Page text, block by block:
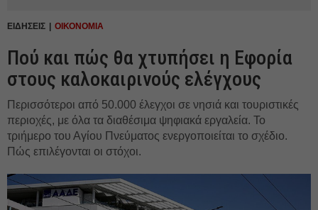
ΕΙΔΗΣΕΙΣ ΟΙΚΟΝΟΜΙΑ
Πού και πώς θα χτυπήσει η Εφορία
στους καλοκαιρινούς ελέγχους
Περισσότεροι από 50.000 έλεγχοι σε νησιά και τουριστικές
περιοχές, με όλα τα διαθέσιμα ψηφιακά εργαλεία. Το
τριήμερο του Αγίου Πνεύματος ενεργοποιείται το σχέδιο.
Πώς επιλέγονται οι στόχοι.